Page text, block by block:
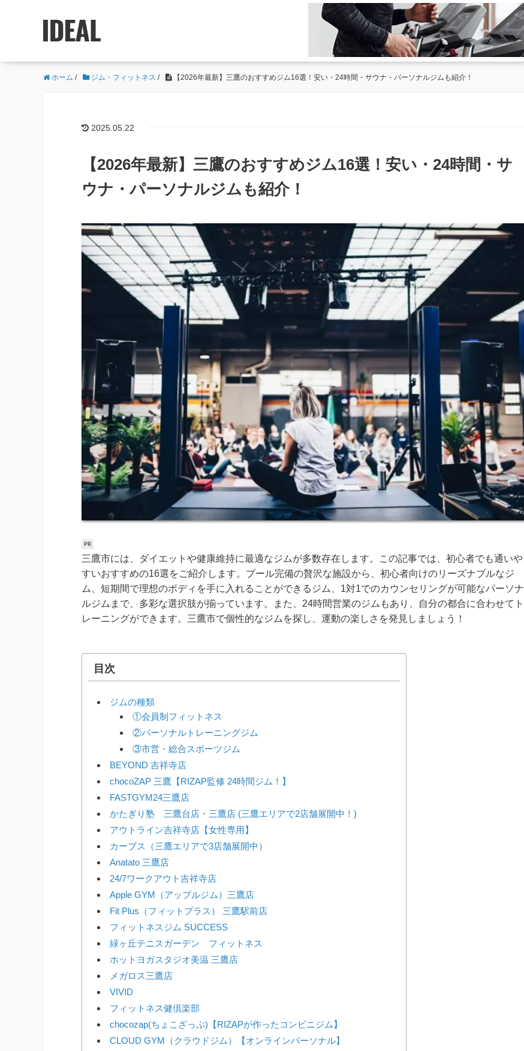
ホーム / ジム・フィットネス / 【2026年最新】三鷹のおすすめジム16選！安い・24時間・サウナ・パーソナルジムも紹介！
2025.05.22
【2026年最新】三鷹のおすすめジム16選！安い・24時間・サ
ウナ・パーソナルジムも紹介！
三鷹市には、ダイエットや健康維持に最適なジムが多数存在します。この記事では、初心者でも通いや
すいおすすめの16選をご紹介します。プール完備の贅沢な施設から、初心者向けのリーズナブルなジ
ム、短期間で理想のボディを手に入れることができるジム、1対1でのカウンセリングが可能なパーソナ
ルジムまで、多彩な選択肢が揃っています。また、24時間営業のジムもあり、自分の都合に合わせてト
レーニングができます。三鷹市で個性的なジムを探し、運動の楽しさを発見しましょう！
目次
ジムの種類
①会員制フィットネス
②パーソナルトレーニングジム
③市営・総合スポーツジム
BEYOND 吉祥寺店
chocoZAP 三鷹【RIZAP監修 24時間ジム！】
FASTGYM24三鷹店
かたぎり塾 三鷹台店・三鷹店 (三鷹エリアで2店舗展開中！)
アウトライン吉祥寺店【女性専用】
カーブス（三鷹エリアで3店舗展開中）
Anatato 三鷹店
24/7ワークアウト吉祥寺店
Apple GYM（アップルジム）三鷹店
Fit Plus（フィットプラス） 三鷹駅前店
フィットネスジム SUCCESS
緑ヶ丘テニスガーデン フィットネス
ホットヨガスタジオ美温 三鷹店
メガロス三鷹店
VIVID
フィットネス健倶楽部
chocozap(ちょこざっぷ)【RIZAPが作ったコンビニジム】
CLOUD GYM（クラウドジム）【オンラインパーソナル】